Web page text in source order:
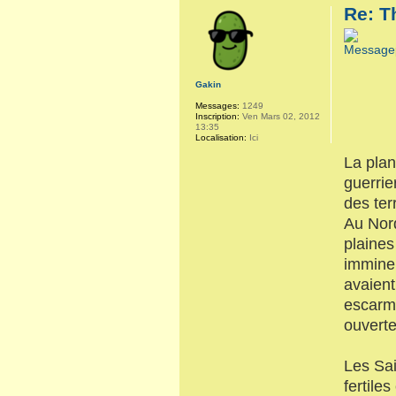
Re:
La
des
Au
Les
fertiles
Gakin
Messages: 1249
Inscription: Ven Mars 02, 2012
13:35
Localisation: Ici